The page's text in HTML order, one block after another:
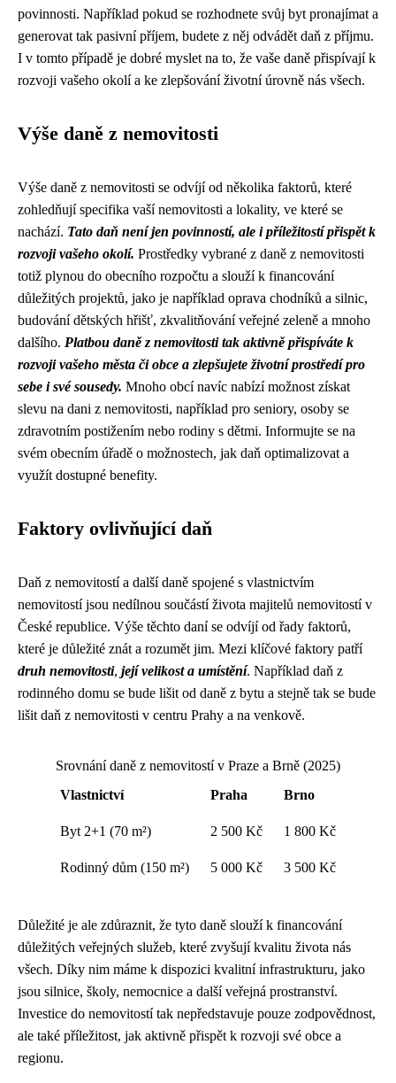
povinnosti. Například pokud se rozhodnete svůj byt pronajímat a
generovat tak pasivní příjem, budete z něj odvádět daň z příjmu.
I v tomto případě je dobré myslet na to, že vaše daně přispívají k
rozvoji vašeho okolí a ke zlepšování životní úrovně nás všech.
Výše daně z nemovitosti
Výše daně z nemovitosti se odvíjí od několika faktorů, které
zohledňují specifika vaší nemovitosti a lokality, ve které se
nachází. Tato daň není jen povinností, ale i příležitostí přispět k
rozvoji vašeho okolí. Prostředky vybrané z daně z nemovitosti
totiž plynou do obecního rozpočtu a slouží k financování
důležitých projektů, jako je například oprava chodníků a silnic,
budování dětských hřišť, zkvalitňování veřejné zeleně a mnoho
dalšího. Platbou daně z nemovitosti tak aktivně přispíváte k
rozvoji vašeho města či obce a zlepšujete životní prostředí pro
sebe i své sousedy. Mnoho obcí navíc nabízí možnost získat
slevu na dani z nemovitosti, například pro seniory, osoby se
zdravotním postižením nebo rodiny s dětmi. Informujte se na
svém obecním úřadě o možnostech, jak daň optimalizovat a
využít dostupné benefity.
Faktory ovlivňující daň
Daň z nemovitostí a další daně spojené s vlastnictvím
nemovitostí jsou nedílnou součástí života majitelů nemovitostí v
České republice. Výše těchto daní se odvíjí od řady faktorů,
které je důležité znát a rozumět jim. Mezi klíčové faktory patří
druh nemovitosti, její velikost a umístění. Například daň z
rodinného domu se bude lišit od daně z bytu a stejně tak se bude
lišit daň z nemovitosti v centru Prahy a na venkově.
Srovnání daně z nemovitostí v Praze a Brně (2025)
Vlastnictví
Praha Brno
Byt 2+1 (70 m²) 2 500 Kč 1 800 Kč
Rodinný dům (150 m²) 5 000 Kč 3 500 Kč
Důležité je ale zdůraznit, že tyto daně slouží k financování
důležitých veřejných služeb, které zvyšují kvalitu života nás
všech. Díky nim máme k dispozici kvalitní infrastrukturu, jako
jsou silnice, školy, nemocnice a další veřejná prostranství.
Investice do nemovitostí tak nepředstavuje pouze zodpovědnost,
ale také příležitost, jak aktivně přispět k rozvoji své obce a
regionu.